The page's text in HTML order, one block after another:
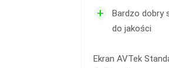
+
Bardzo dobry
do jakości
Ekran AVTek